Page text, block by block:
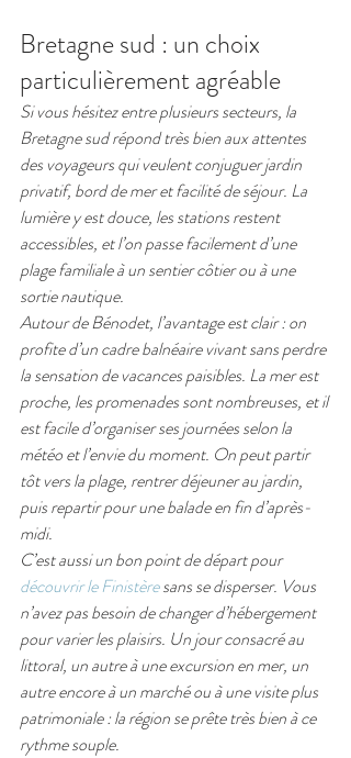
Bretagne sud : un choix
particulièrement agréable
Si vous hésitez entre plusieurs secteurs, la
Bretagne sud répond très bien aux attentes
des voyageurs qui veulent conjuguer jardin
privatif, bord de mer et facilité de séjour. La
lumière y est douce, les stations restent
accessibles, et l’on passe facilement d’une
plage familiale à un sentier côtier ou à une
sortie nautique.
Autour de Bénodet, l’avantage est clair : on
profite d’un cadre balnéaire vivant sans perdre
la sensation de vacances paisibles. La mer est
proche, les promenades sont nombreuses, et il
est facile d’organiser ses journées selon la
météo et l’envie du moment. On peut partir
tôt vers la plage, rentrer déjeuner au jardin,
puis repartir pour une balade en fin d’après-
midi.
C’est aussi un bon point de départ pour
découvrir le Finistère sans se disperser. Vous
n’avez pas besoin de changer d’hébergement
pour varier les plaisirs. Un jour consacré au
littoral, un autre à une excursion en mer, un
autre encore à un marché ou à une visite plus
patrimoniale : la région se prête très bien à ce
rythme souple.